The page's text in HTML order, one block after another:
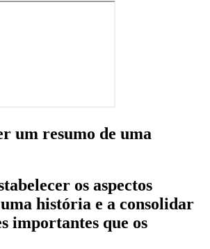
um resumo de uma
os aspectos
história e a consolidar
importantes que os